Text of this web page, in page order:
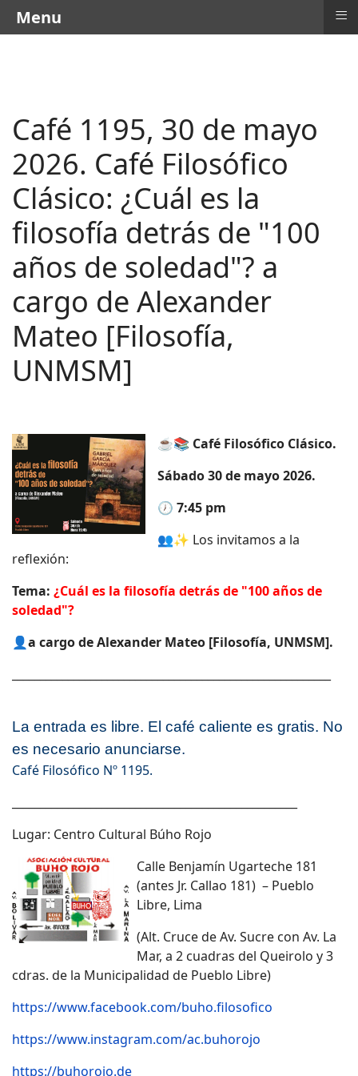
Café 1195, 30 de mayo
2026. Café Filosófico
Clásico: ¿Cuál es la
filosofía detrás de "100
años de soledad"? a
cargo de Alexander
Mateo [Filosofía,
UNMSM]
☕📚 Café Filosófico Clásico.
Sábado 30 de mayo 2026.
🕖7:45 pm
👥✨ Los invitamos a la
reflexión:
Tema: ¿Cuál es la filosofía detrás de "100 años de
soledad"?
👤a cargo de Alexander Mateo [Filosofía, UNMSM].
La entrada es libre. El café caliente es gratis. No
es necesario anunciarse.
Café Filosófico Nº 1195.
Lugar: Centro Cultural Búho Rojo
Calle Benjamín Ugarteche 181
(antes Jr. Callao 181) – Pueblo
Libre, Lima
(Alt. Cruce de Av. Sucre con Av. La
Mar, a 2 cuadras del Queirolo y 3
cdras. de la Municipalidad de Pueblo Libre)
https://www.facebook.com/buho.filosofico
https://www.instagram.com/ac.buhorojo
https://buhorojo.de
Menu ≡